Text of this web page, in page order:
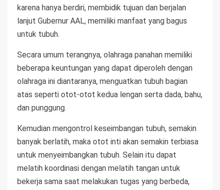
karena hanya berdiri, membidik tujuan dan berjalan
lanjut Gubernur AAL, memiliki manfaat yang bagus
untuk tubuh.
Secara umum terangnya, olahraga panahan memiliki
beberapa keuntungan yang dapat diperoleh dengan
olahraga ini diantaranya, menguatkan tubuh bagian
atas seperti otot-otot kedua lengan serta dada, bahu,
dan punggung.
Kemudian mengontrol keseimbangan tubuh, semakin
banyak berlatih, maka otot inti akan semakin terbiasa
untuk menyeimbangkan tubuh. Selain itu dapat
melatih koordinasi dengan melatih tangan untuk
bekerja sama saat melakukan tugas yang berbeda,